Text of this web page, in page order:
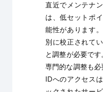
直近でメンテナ
は、低セットポ
能性があります
別に校正されて
と調整が必要で
専門的な調整も
IDへのアクセス